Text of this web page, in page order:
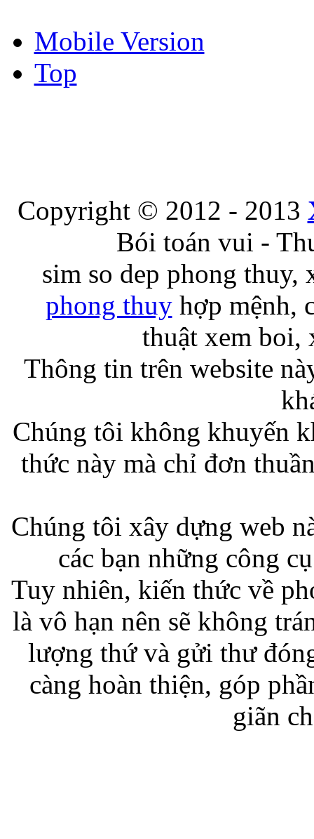
Mobile Version
Top
Copyright © 2012 - 2013
Bói toán vui -
sim so dep phong thuy,
phong thuyhợp mệnh,
thuật xem boi,
Thông tin trên website
Chúng tôi không khuyến
thức này mà chỉ đơn
Chúng tôi xây dựng web
các bạn những công
Tuy nhiên, kiến thức về
là vô hạn nên sẽ không
lượng thứ và gửi thư
càng hoàn thiện, góp
giãn